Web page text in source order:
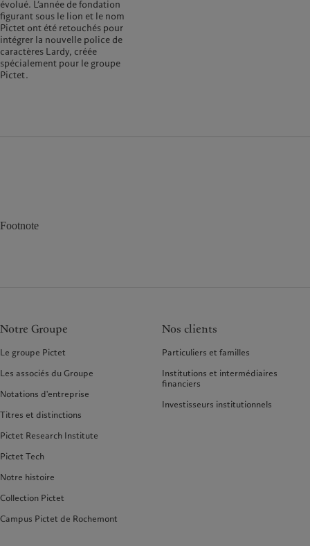
évolué. L’année de fondation
figurant sous le lion et le nom
Pictet ont été retouchés pour
intégrer la nouvelle police de
caractères Lardy, créée
spécialement pour le groupe
Pictet.
Footnote
Notre Groupe
Le groupe Pictet
Les associés du Groupe
Notations d'entreprise
Titres et distinctions
Pictet Research Institute
Pictet Tech
Notre histoire
Collection Pictet
Campus Pictet de Rochemont
Nos clients
Particuliers et familles
Institutions et intermédiaires
financiers
Investisseurs institutionnels